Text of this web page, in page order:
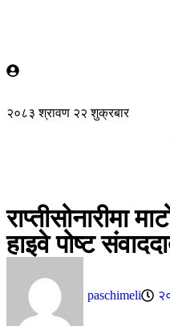
२०८३ श्रावण २२ शुक्रबार
राप्तीसोनारीमा
हाइवे पोष्ट
paschimeli